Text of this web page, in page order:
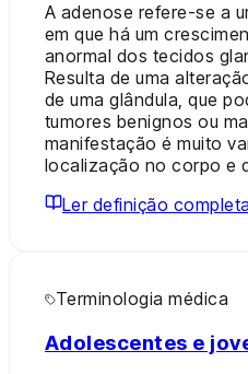
A adenose refere-se a
em que há um
anormal dos tecidos
Resulta de uma
de uma glândula, que
tumores benignos ou
manifestação é muito
localização no corpo e
Ler definição completa
Terminologia médica
Adolescentes e